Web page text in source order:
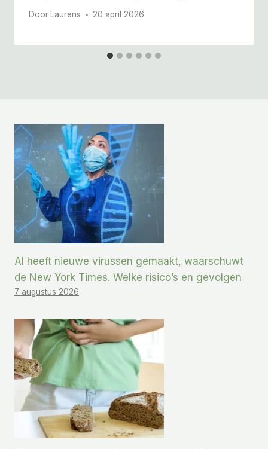
Door Laurens 20 april 2026
AI heeft nieuwe virussen gemaakt, waarschuwt
de New York Times. Welke risico’s en gevolgen
7 augustus 2026